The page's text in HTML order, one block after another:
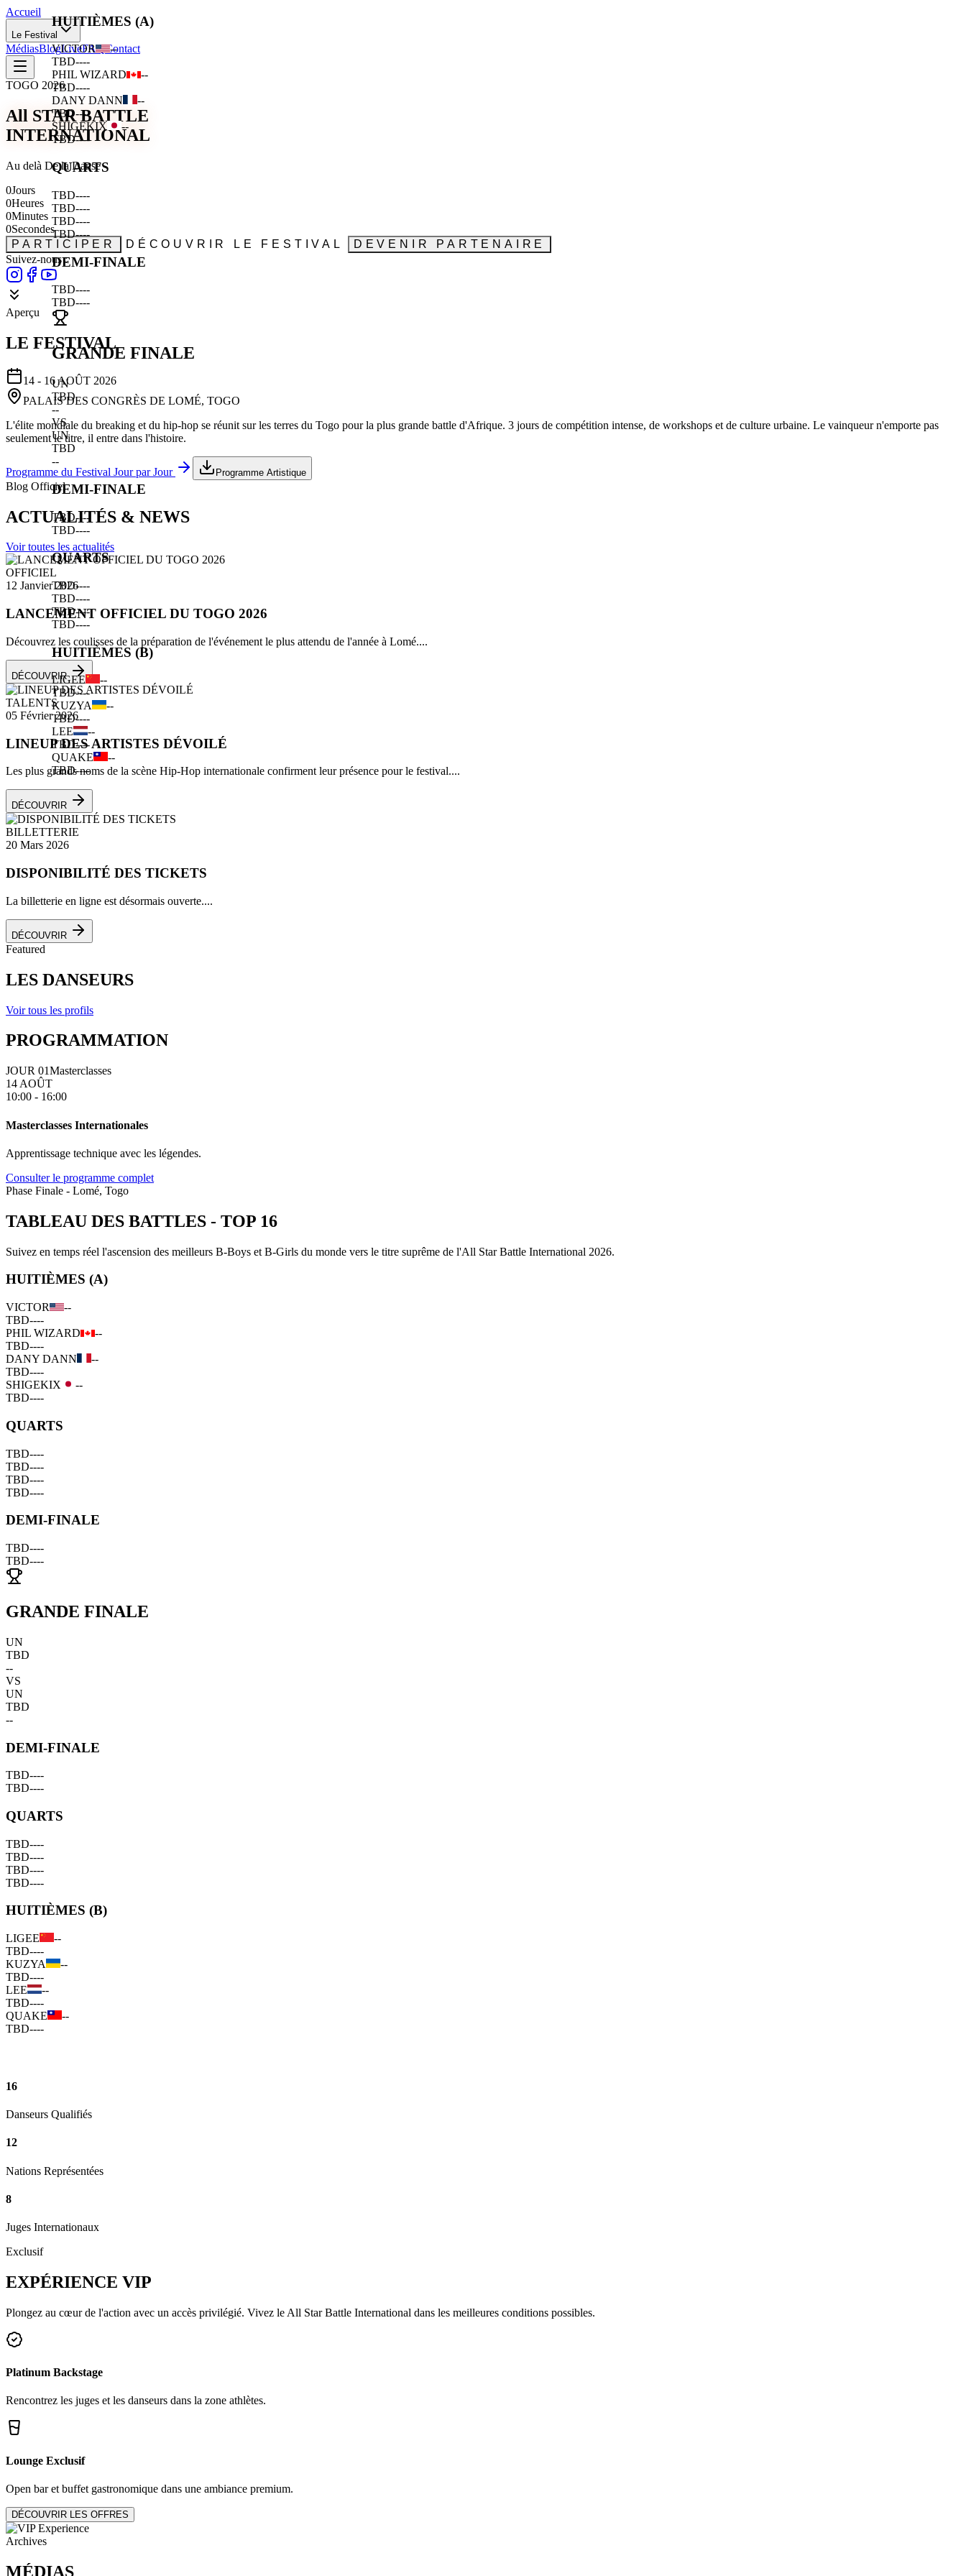
Accueil
Le Festival
MédiasBlogLiveFAQContact
TOGO 2026
All STAR BATTLE
INTERNATIONAL
Au delà De la Danse
0Jours
0Heures
0Minutes
0Secondes
PARTICIPER
DÉCOUVRIR LE FESTIVAL
DEVENIR PARTENAIRE
Suivez-nous :
Aperçu
LE FESTIVAL
14 - 16 AOÛT 2026
PALAIS DES CONGRÈS DE LOMÉ, TOGO
L'élite mondiale du breaking et du hip-hop se réunit sur les terres du Togo pour la plus grande battle d'Afrique. 3 jours de compétition intense, de workshops et de culture urbaine. Le vainqueur n'emporte pas
seulement le titre, il entre dans l'histoire.
Programme du Festival Jour par Jour Programme Artistique
Blog Officiel
ACTUALITÉS & NEWS
Voir toutes les actualités
OFFICIEL
12 Janvier 2026
LANCEMENT OFFICIEL DU TOGO 2026
Découvrez les coulisses de la préparation de l'événement le plus attendu de l'année à Lomé....
DÉCOUVRIR
TALENTS
05 Février 2026
LINEUP DES ARTISTES DÉVOILÉ
Les plus grands noms de la scène Hip-Hop internationale confirment leur présence pour le festival....
DÉCOUVRIR
BILLETTERIE
20 Mars 2026
DISPONIBILITÉ DES TICKETS
La billetterie en ligne est désormais ouverte....
DÉCOUVRIR
Featured
LES DANSEURS
Voir tous les profils
PROGRAMMATION
JOUR 01Masterclasses
14 AOÛT
10:00 - 16:00
Masterclasses Internationales
Apprentissage technique avec les légendes.
Consulter le programme complet
Phase Finale - Lomé, Togo
TABLEAU DES BATTLES - TOP 16
Suivez en temps réel l'ascension des meilleurs B-Boys et B-Girls du monde vers le titre suprême de l'All Star Battle International 2026.
HUITIÈMES (A)
VICTOR
--
TBD----
PHIL WIZARD
--
TBD----
DANY DANN
--
TBD----
SHIGEKIX
--
TBD----
QUARTS
TBD----
TBD----
TBD----
TBD----
DEMI-FINALE
TBD----
TBD----
GRANDE FINALE
UN
TBD
--
VS
UN
TBD
--
DEMI-FINALE
TBD----
TBD----
QUARTS
TBD----
TBD----
TBD----
TBD----
HUITIÈMES (B)
LIGEE
--
TBD----
KUZYA
--
TBD----
LEE
--
TBD----
QUAKE
--
TBD----
HUITIÈMES (A)
VICTOR
--
TBD----
PHIL WIZARD
--
TBD----
DANY DANN
--
TBD----
SHIGEKIX
--
TBD----
QUARTS
TBD----
TBD----
TBD----
TBD----
DEMI-FINALE
TBD----
TBD----
GRANDE FINALE
UN
TBD
--
VS
UN
TBD
--
DEMI-FINALE
TBD----
TBD----
QUARTS
TBD----
TBD----
TBD----
TBD----
HUITIÈMES (B)
LIGEE
--
TBD----
KUZYA
--
TBD----
LEE
--
TBD----
QUAKE
--
TBD----
16
Danseurs Qualifiés
12
Nations Représentées
8
Juges Internationaux
Exclusif
EXPÉRIENCE VIP
Plongez au cœur de l'action avec un accès privilégié. Vivez le All Star Battle International dans les meilleures conditions possibles.
Platinum Backstage
Rencontrez les juges et les danseurs dans la zone athlètes.
Lounge Exclusif
Open bar et buffet gastronomique dans une ambiance premium.
DÉCOUVRIR LES OFFRES
Archives
MÉDIAS